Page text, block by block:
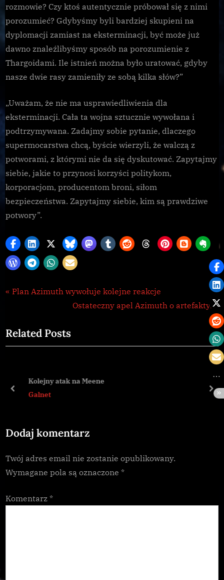
rozmowie? Czy ktoś autentycznie próbował się z nimi
porozumieć? Gdybyśmy byli bardziej skupieni na
dyplomacji zamiast na eksterminacji, być może już
dawno znaleźlibyśmy sposób na porozumienie z
Thargoidami. Ile istnień można było uratować, gdyby
nasze dwie rasy zamieniły ze sobą kilka słów?”
„Uważam, że nie ma usprawiedliwienia dla
eksterminacji. Cała ta wojna sztucznie wywołana i
podtrzymywana. Zadajmy sobie pytanie, dlaczego
supermocarstwa chcą, byście wierzyli, że walczą z
potworami, z którymi nie da się dyskutować. Zapytajmy
siebie, jakie to przynosi korzyści politykom,
korporacjom, producentom broni, siłom
bezpieczeństwa. Zapytajmy siebie, kim są prawdziwe
potwory”.
Galnet
Nawigacja
P
v
i
s
s
:
Plan Azimuth wywołuje kolejne reakcje
N
t
Ostateczny apel Azimuth o artefakty.
Related Posts
Kolejny atak na Meene
Galnet
prev
Dodaj komentarz
Twój adres email nie zostanie opublikowany.
Wymagane pola są oznaczone *
Komentarz *